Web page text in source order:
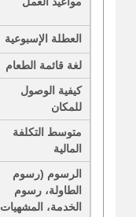
العطلة الإسبوعية
لغة قائمة الطعام
كيفية الوصول
للمكان
متوسط التكلفة
المالية
الرسوم (رسوم
الطاولة، رسوم
الخدمة، المشهيات